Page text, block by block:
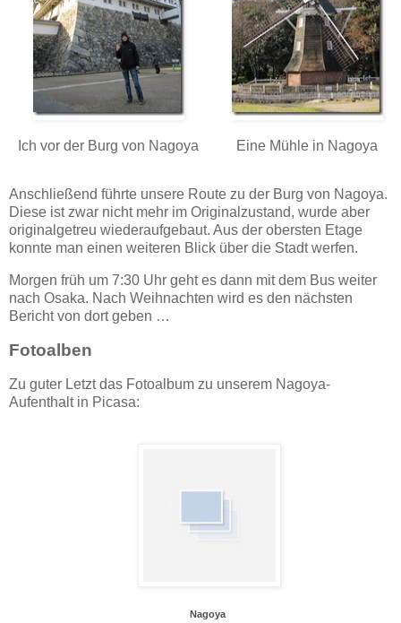
Ich vor der Burg von Nagoya Eine Mühle in Nagoya
Anschließend führte unsere Route zu der Burg von Nagoya.
Diese ist zwar nicht mehr im Originalzustand, wurde aber
originalgetreu wiederaufgebaut. Aus der obersten Etage
konnte man einen weiteren Blick über die Stadt werfen.
Morgen früh um 7:30 Uhr geht es dann mit dem Bus weiter
nach Osaka. Nach Weihnachten wird es den nächsten
Bericht von dort geben …
Fotoalben
Zu guter Letzt das Fotoalbum zu unserem Nagoya-
Aufenthalt in Picasa:
Nagoya